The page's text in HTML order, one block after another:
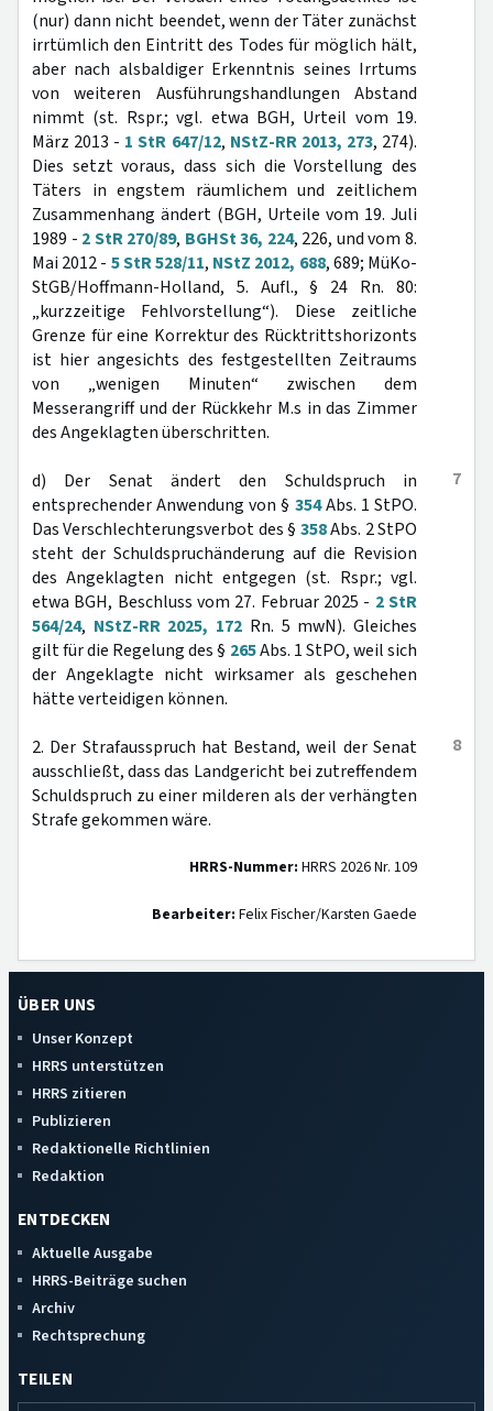
(nur) dann nicht beendet, wenn der Täter zunächst
irrtümlich den Eintritt des Todes für möglich hält,
aber nach alsbaldiger Erkenntnis seines Irrtums
von weiteren Ausführungshandlungen Abstand
nimmt (st. Rspr.; vgl. etwa BGH, Urteil vom 19.
März 2013 - 1 StR 647/12, NStZ-RR 2013, 273, 274).
Dies setzt voraus, dass sich die Vorstellung des
Täters in engstem räumlichem und zeitlichem
Zusammenhang ändert (BGH, Urteile vom 19. Juli
1989 - 2 StR 270/89, BGHSt 36, 224, 226, und vom 8.
Mai 2012 - 5 StR 528/11, NStZ 2012, 688, 689; MüKo-
StGB/Hoffmann-Holland, 5. Aufl., § 24 Rn. 80:
„kurzzeitige Fehlvorstellung“). Diese zeitliche
Grenze für eine Korrektur des Rücktrittshorizonts
ist hier angesichts des festgestellten Zeitraums
von „wenigen Minuten“ zwischen dem
Messerangriff und der Rückkehr M.s in das Zimmer
des Angeklagten überschritten.
7
d) Der Senat ändert den Schuldspruch in
entsprechender Anwendung von § 354Abs. 1 StPO.
Das Verschlechterungsverbot des § 358Abs. 2 StPO
steht der Schuldspruchänderung auf die Revision
des Angeklagten nicht entgegen (st. Rspr.; vgl.
etwa BGH, Beschluss vom 27. Februar 2025 - 2 StR
564/24, NStZ-RR 2025, 172 Rn. 5 mwN). Gleiches
gilt für die Regelung des § 265Abs. 1 StPO, weil sich
der Angeklagte nicht wirksamer als geschehen
hätte verteidigen können.
8
2. Der Strafausspruch hat Bestand, weil der Senat
ausschließt, dass das Landgericht bei zutreffendem
Schuldspruch zu einer milderen als der verhängten
Strafe gekommen wäre.
HRRS-Nummer: HRRS 2026 Nr. 109
Bearbeiter: Felix Fischer/Karsten Gaede
ÜBER UNS
Unser Konzept
HRRS unterstützen
HRRS zitieren
Publizieren
Redaktionelle Richtlinien
Redaktion
ENTDECKEN
Aktuelle Ausgabe
HRRS-Beiträge suchen
Archiv
Rechtsprechung
TEILEN